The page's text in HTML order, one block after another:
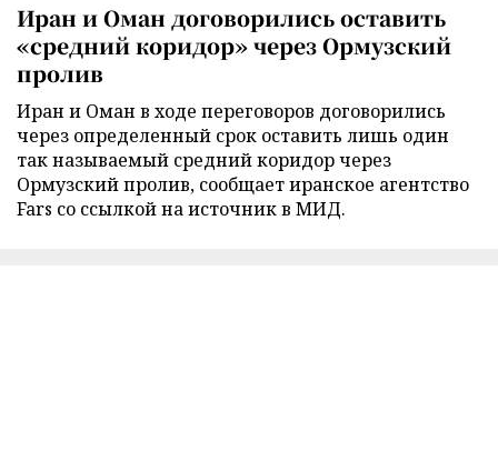
Иран и Оман договорились оставить
«средний коридор» через Ормузский
пролив
Иран и Оман в ходе переговоров договорились
через определенный срок оставить лишь один
так называемый средний коридор через
Ормузский пролив, сообщает иранское агентство
Fars со ссылкой на источник в МИД.